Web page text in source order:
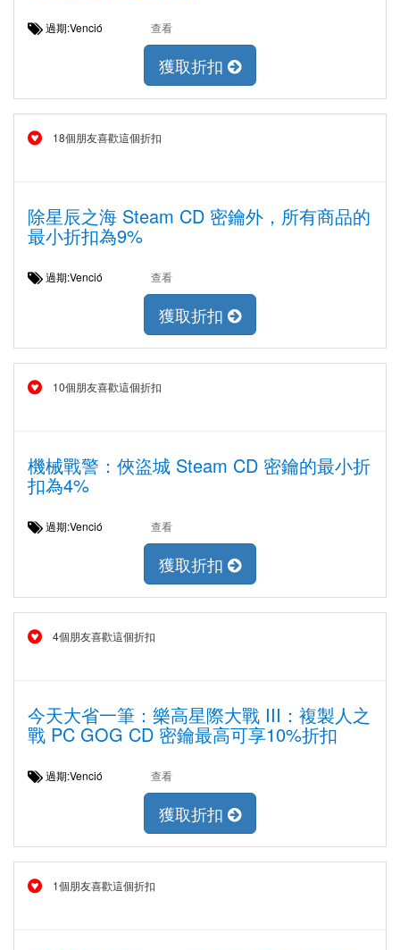
過期:Venció 查看
獲取折扣
18個朋友喜歡這個折扣
除星辰之海 Steam CD 密鑰外，所有商品的
最小折扣為9%
過期:Venció 查看
獲取折扣
10個朋友喜歡這個折扣
機械戰警：俠盜城 Steam CD 密鑰的最小折
扣為4%
過期:Venció 查看
獲取折扣
4個朋友喜歡這個折扣
今天大省一筆：樂高星際大戰 III：複製人之
戰 PC GOG CD 密鑰最高可享10%折扣
過期:Venció 查看
獲取折扣
1個朋友喜歡這個折扣